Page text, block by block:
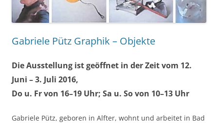
Gabriele Pütz Graphik – Objekte
Die Ausstellung ist geöffnet in der Zeit vom 12.
Juni – 3. Juli 2016,
Do u. Fr von 16–19 Uhr; Sa u. So von 10–13 Uhr
Gabriele Pütz, geboren in Alfter, wohnt und arbeitet in Bad